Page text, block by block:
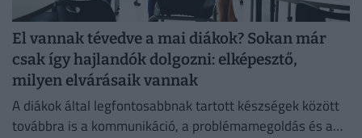
El vannak tévedve a mai diákok? Sokan már
csak így hajlandók dolgozni: elképesztő,
milyen elvárásaik vannak
A diákok által legfontosabbnak tartott készségek között
továbbra is a kommunikáció, a problémamegoldás és a